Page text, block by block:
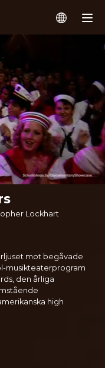
Lockhart
mot begåvade
musikteaterprogram
den årliga
high